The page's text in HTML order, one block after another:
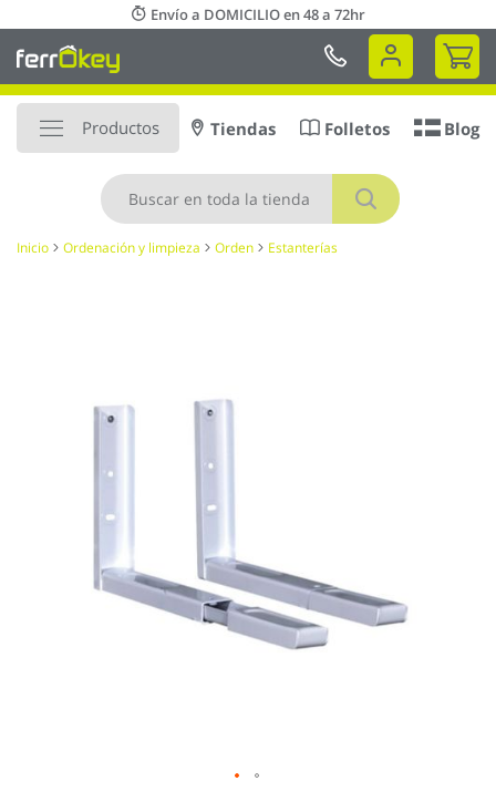
al
contenido
Envío a DOMICILIO en 48 a 72hr
Mi
Productos
Buscar
Tiendas Folletos Blog
Inicio Ordenación y limpieza Orden Estanterías